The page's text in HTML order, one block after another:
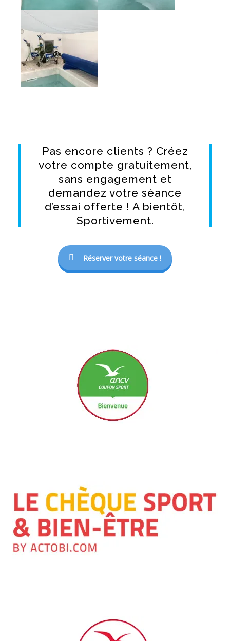
Pas encore clients ? Créez
votre compte gratuitement,
sans engagement et
demandez votre séance
d’essai offerte ! A bientôt,
Sportivement.
Réserver votre séance !